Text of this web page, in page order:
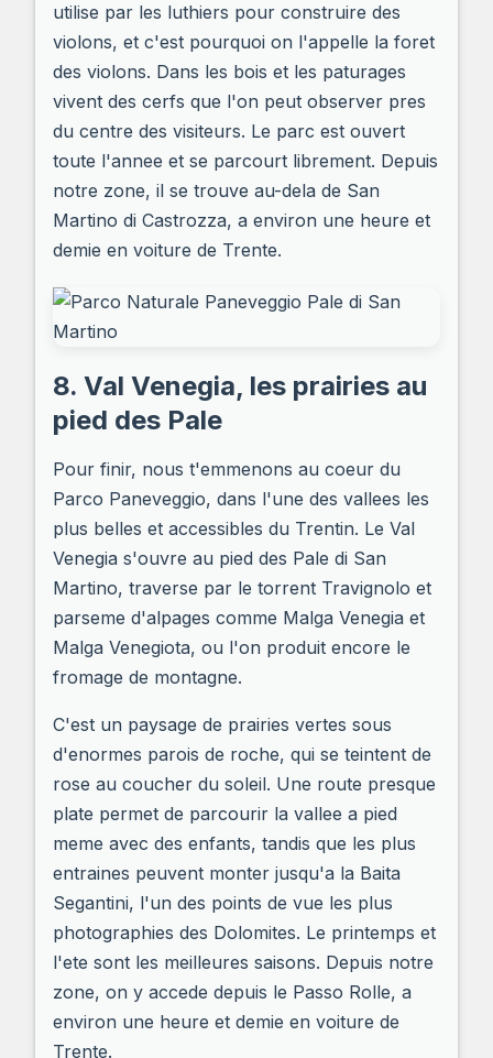
utilise par les luthiers pour construire des
violons, et c'est pourquoi on l'appelle la foret
des violons. Dans les bois et les paturages
vivent des cerfs que l'on peut observer pres
du centre des visiteurs. Le parc est ouvert
toute l'annee et se parcourt librement. Depuis
notre zone, il se trouve au-dela de San
Martino di Castrozza, a environ une heure et
demie en voiture de Trente.
8. Val Venegia, les prairies au
pied des Pale
Pour finir, nous t'emmenons au coeur du
Parco Paneveggio, dans l'une des vallees les
plus belles et accessibles du Trentin. Le Val
Venegia s'ouvre au pied des Pale di San
Martino, traverse par le torrent Travignolo et
parseme d'alpages comme Malga Venegia et
Malga Venegiota, ou l'on produit encore le
fromage de montagne.
C'est un paysage de prairies vertes sous
d'enormes parois de roche, qui se teintent de
rose au coucher du soleil. Une route presque
plate permet de parcourir la vallee a pied
meme avec des enfants, tandis que les plus
entraines peuvent monter jusqu'a la Baita
Segantini, l'un des points de vue les plus
photographies des Dolomites. Le printemps et
l'ete sont les meilleures saisons. Depuis notre
zone, on y accede depuis le Passo Rolle, a
environ une heure et demie en voiture de
Trente.